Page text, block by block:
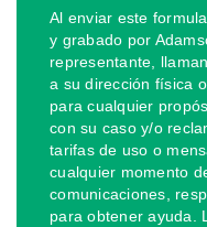
Al enviar este
y grabado por
representante,
a su dirección física
para cualquier
con su caso y/o
tarifas de uso o
cualquier momento
comunicaciones,
para obtener ayuda.